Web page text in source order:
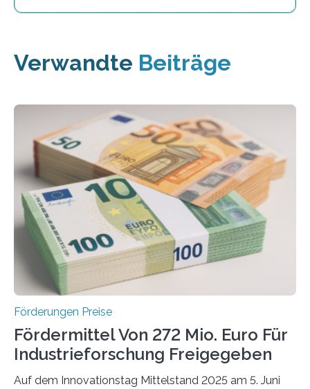
Verwandte Beiträge
Förderungen Preise
Fördermittel Von 272 Mio. Euro Für
Industrieforschung Freigegeben
Auf dem Innovationstag Mittelstand 2025 am 5. Juni